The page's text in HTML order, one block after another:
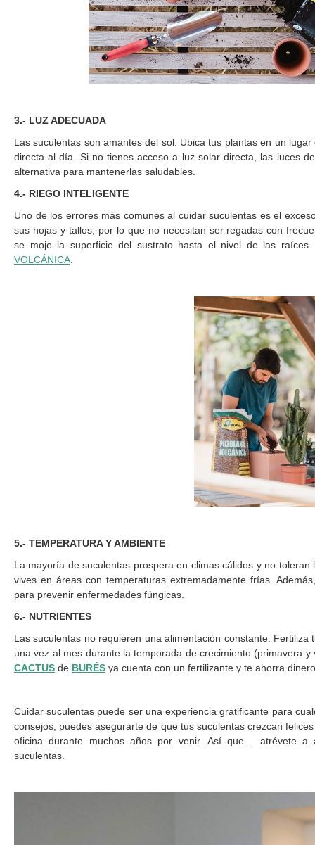
3.- LUZ ADECUADA
Las suculentas son amantes del sol. Ubica tus plantas en un
directa al día. Si no tienes acceso a luz solar directa, las luces
alternativa para mantenerlas saludables.
4.- RIEGO INTELIGENTE
Uno de los errores más comunes al cuidar suculentas es el
sus hojas y tallos, por lo que no necesitan ser regadas con
se moje la superficie del sustrato hasta el nivel de las
VOLCÁNICA
5.- TEMPERATURA Y AMBIENTE
La mayoría de suculentas prospera en climas cálidos y no
vives en áreas con temperaturas extremadamente frías.
para prevenir enfermedades fúngicas.
6.- NUTRIENTES
Las suculentas no requieren una alimentación constante.
una vez al mes durante la temporada de crecimiento (primavera
CACTUS de BURÉS ya cuenta con un fertilizante y te ahorra
Cuidar suculentas puede ser una experiencia gratificante para
consejos, puedes asegurarte de que tus suculentas crezcan
oficina durante muchos años por venir. Así que… atrévete a
suculentas.